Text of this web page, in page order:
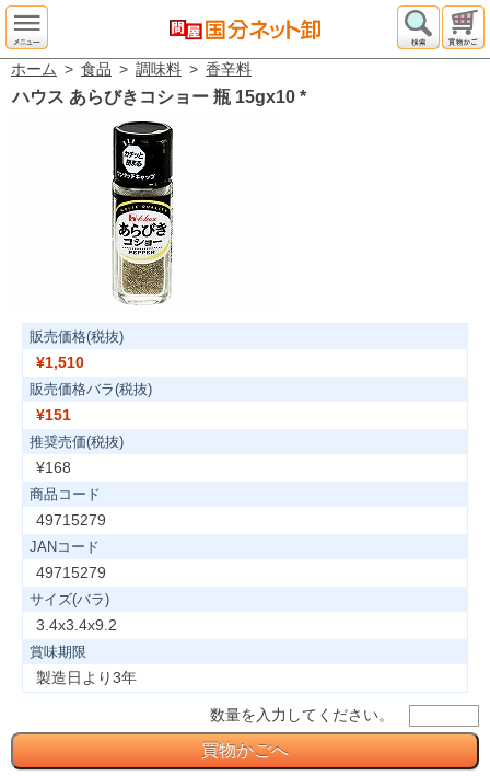
ホーム > 食品 > 調味料 > 香辛料
ハウス あらびきコショー 瓶 15gx10 *
販売価格(税抜)
¥1,510
販売価格バラ(税抜)
¥151
推奨売価(税抜)
¥168
商品コード
49715279
JANコード
49715279
サイズ(バラ)
3.4x3.4x9.2
賞味期限
製造日より3年
数量を入力してください。